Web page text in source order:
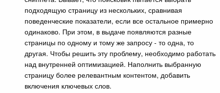
подходящую страницу из нескольких, сравнивая
поведенческие показатели, если все остальное примерно
одинаково. При этом, в выдаче появляются разные
страницы по одному и тому же запросу - то одна, то
другая. Чтобы решить эту проблему, необходимо работать
над внутренней оптимизацией. Наполнить выбранную
страницу более релевантным контентом, добавить
включения ключевых слов.